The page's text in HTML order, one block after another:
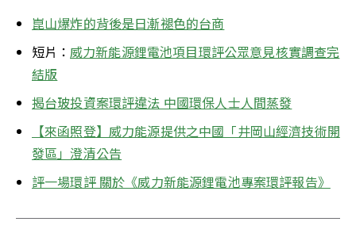
崑山爆炸的背後是日漸褪色的台商
短片： 威力新能源鋰電池項目環評公眾意見核實調查完
結版
揭台玻投資案環評違法 中國環保人士人間蒸發
【來函照登】威力能源提供之中國「井岡山經濟技術開
發區」澄清公告
評一場環評 關於《威力新能源鋰電池專案環評報告》